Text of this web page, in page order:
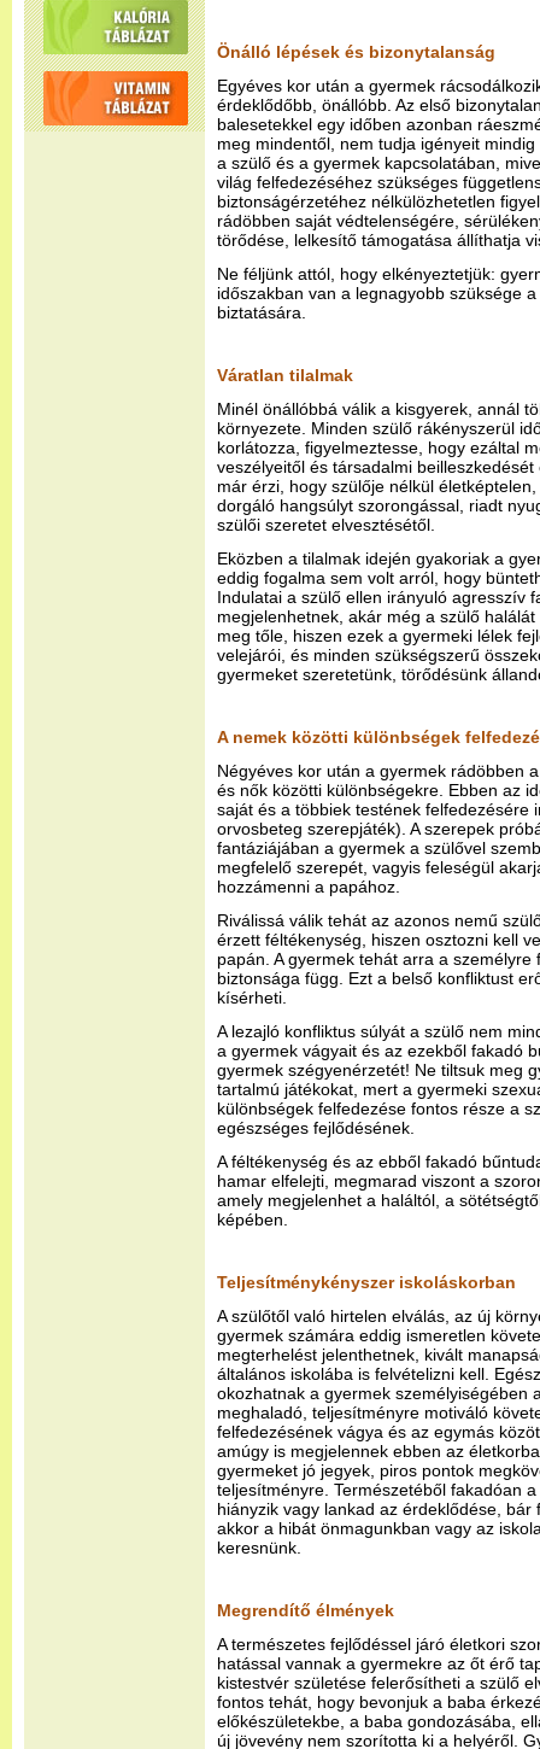
Önálló lépések és bizonytalanság
Egyéves kor után a gyermek
érdeklődőbb, önállóbb. Az első
balesetekkel egy időben azonban
meg mindentől, nem tudja igényeit
a szülő és a gyermek kapcsolatában,
világ felfedezéséhez szükséges
biztonságérzetéhez nélkülözhetetlen
rádöbben saját védtelenségére,
törődése, lelkesítő támogatása állíthatja
Ne féljünk attól, hogy elkényeztetjük:
időszakban van a legnagyobb szüksége
biztatására.
Váratlan tilalmak
Minél önállóbbá válik a kisgyerek, annál
környezete. Minden szülő rákényszerül
korlátozza, figyelmeztesse, hogy ezáltal
veszélyeitől és társadalmi
már érzi, hogy szülője nélkül
dorgáló hangsúlyt szorongással, riadt
szülői szeretet elvesztésétől.
Eközben a tilalmak idején gyakoriak a
eddig fogalma sem volt arról, hogy
Indulatai a szülő ellen irányuló agresszív
megjelenhetnek, akár még a szülő
meg tőle, hiszen ezek a gyermeki lélek
velejárói, és minden szükségszerű
gyermeket szeretetünk, törődésünk
A nemek közötti különbségek
Négyéves kor után a gyermek rádöbben
és nők közötti különbségekre. Ebben az
saját és a többiek testének felfedezésére
orvosbeteg szerepjáték). A szerepek
fantáziájában a gyermek a szülővel
megfelelő szerepét, vagyis feleségül
hozzámenni a papához.
Riválissá válik tehát az azonos nemű
érzett féltékenység, hiszen osztozni kell
papán. A gyermek tehát arra a személyre
biztonsága függ. Ezt a belső konfliktust
kísérheti.
A lezajló konfliktus súlyát a szülő nem
a gyermek vágyait és az ezekből fakadó
gyermek szégyenérzetét! Ne tiltsuk meg
tartalmú játékokat, mert a gyermeki
különbségek felfedezése fontos része a
egészséges fejlődésének.
A féltékenység és az ebből fakadó
hamar elfelejti, megmarad viszont a
amely megjelenhet a haláltól, a
képében.
Teljesítménykényszer iskoláskorban
A szülőtől való hirtelen elválás, az új
gyermek számára eddig ismeretlen
megterhelést jelenthetnek, kivált
általános iskolába is felvételizni kell.
okozhatnak a gyermek személyiségében
meghaladó, teljesítményre motiváló
felfedezésének vágya és az egymás
amúgy is megjelennek ebben az
gyermeket jó jegyek, piros pontok
teljesítményre. Természetéből fakadóan
hiányzik vagy lankad az érdeklődése,
akkor a hibát önmagunkban vagy az
keresnünk.
Megrendítő élmények
A természetes fejlődéssel járó életkori
hatással vannak a gyermekre az őt érő
kistestvér születése felerősítheti a szülő
fontos tehát, hogy bevonjuk a baba
előkészületekbe, a baba gondozásába,
új jövevény nem szorította ki a helyéről.